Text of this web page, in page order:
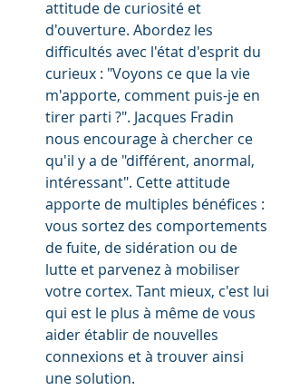
attitude de curiosité et
d'ouverture. Abordez les
difficultés avec l'état d'esprit du
curieux : "Voyons ce que la vie
m'apporte, comment puis-je en
tirer parti ?". Jacques Fradin
nous encourage à chercher ce
qu'il y a de "différent, anormal,
intéressant". Cette attitude
apporte de multiples bénéfices :
vous sortez des comportements
de fuite, de sidération ou de
lutte et parvenez à mobiliser
votre cortex. Tant mieux, c'est lui
qui est le plus à même de vous
aider établir de nouvelles
connexions et à trouver ainsi
une solution.